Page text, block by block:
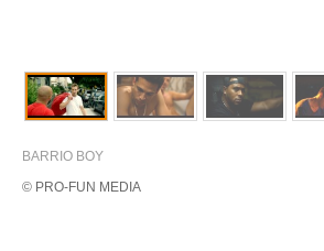
BARRIO BOY
© PRO-FUN MEDIA